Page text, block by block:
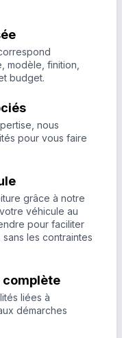
modèle, finition,
budget.
nous
pour vous faire
grâce à notre
véhicule au
pour faciliter
les contraintes
complète
liées à
démarches